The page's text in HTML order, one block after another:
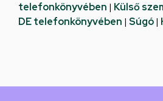
telefonkönyvében | Külső
DE telefonkönyvében | Súgó|